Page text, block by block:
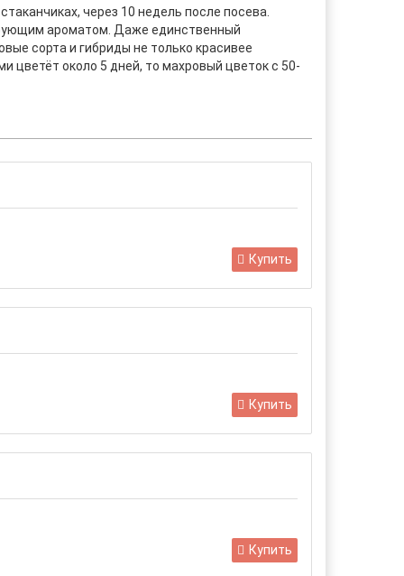
через 10 недель после посева.
ароматом. Даже единственный
сорта и гибриды не только красивее
цветёт около 5 дней, то махровый цветок с 50-
Купить
Купить
Купить